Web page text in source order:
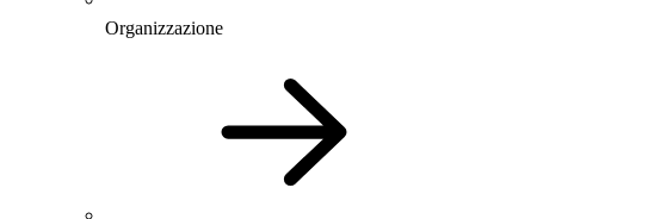
Organizzazione